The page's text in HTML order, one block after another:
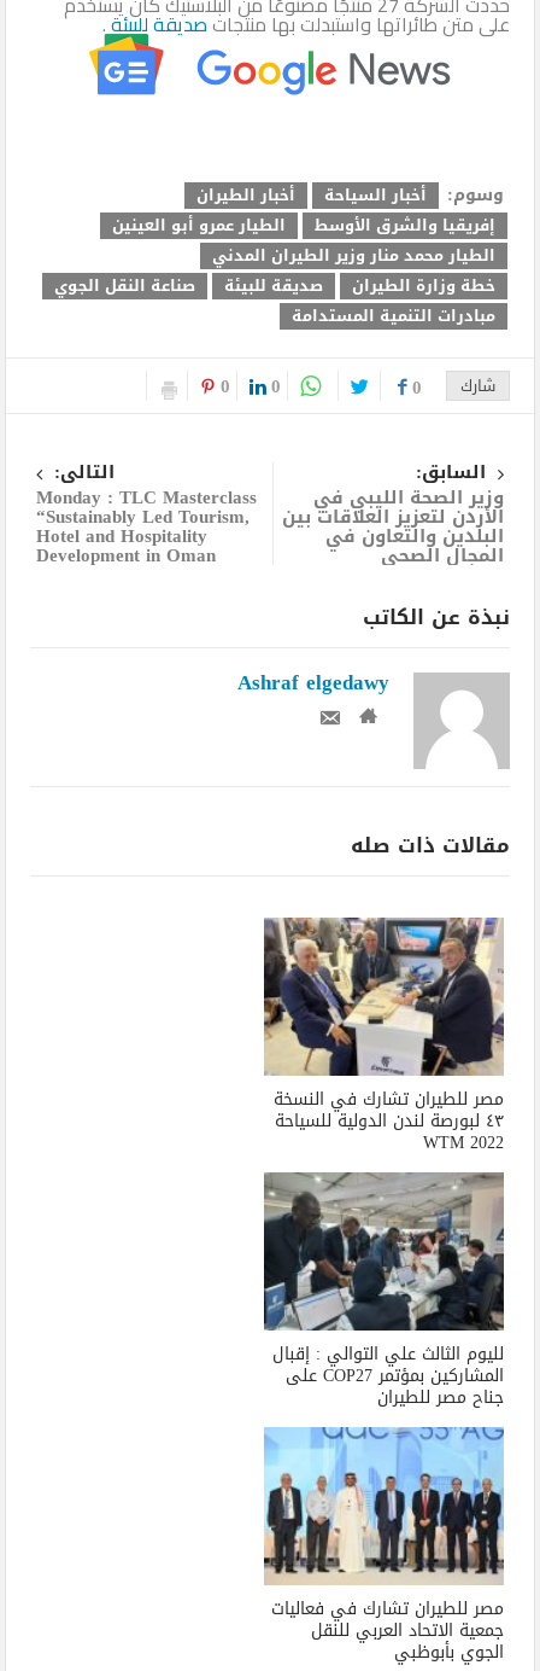
على متن طائراتها واستبدلت بها منتجاتصديقة للبيئة.
وسوم: أخبار السياحة
أخبار الطيران
إفريقيا والشرق الأوسط
الطيار عمرو أبو العينين
الطيار محمد منار وزير الطيران المدني
خطة وزارة الطيران
صديقة للبيئة
صناعة النقل الجوي
مبادرات التنمية المستدامة
شارك 0
0
0
السابق:
وزير الصحة الليبي في
الأردن لتعزيز العلاقات بين
البلدين والتعاون في
المجال الصحي
التالى:
Monday : TLC Masterclass
“Sustainably Led Tourism,
Hotel and Hospitality
Development in Oman
نبذة عن الكاتب
Ashraf elgedawy
مقالات ذات صله
مصر للطيران تشارك في النسخة
٤٣ لبورصة لندن الدولية للسياحة
WTM 2022
لليوم الثالث علي التوالي : إقبال
المشاركين بمؤتمر COP27 على
جناح مصر للطيران
مصر للطيران تشارك في فعاليات
جمعية الاتحاد العربي للنقل
الجوي بأبوظبي